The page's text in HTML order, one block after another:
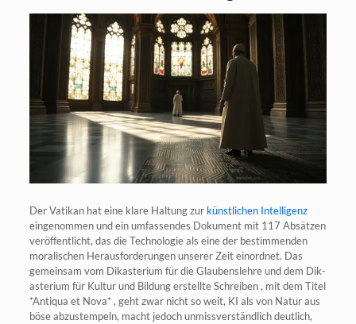
Der Vati­kan hat eine kla­re Hal­tung zur künst­li­chen Intel­li­genz
ein­ge­nom­men und ein umfas­sen­des Doku­ment mit 117 Absät­zen
ver­öf­fent­licht, das die Tech­no­lo­gie als eine der bestim­men­den
mora­li­schen Her­aus­for­de­run­gen unse­rer Zeit ein­ord­net. Das
gemein­sam vom Dik­as­te­ri­um für die Glau­bens­leh­re und dem Dik­
as­te­ri­um für Kul­tur und Bil­dung erstell­te Schrei­ben , mit dem Titel
*Anti­qua et Nova* , geht zwar nicht so weit, KI als von Natur aus
böse abzu­stem­peln, macht jedoch unmiss­ver­ständ­lich deut­lich,